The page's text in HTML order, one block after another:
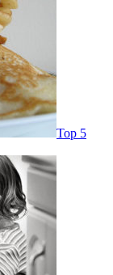
Top 5